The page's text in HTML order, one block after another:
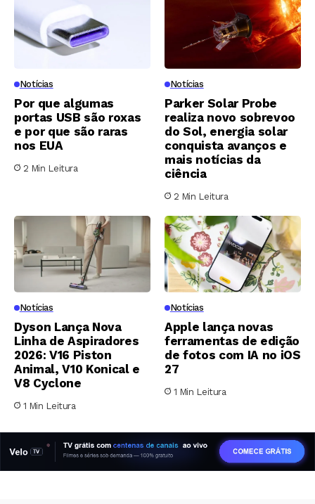
Notícias
Por que algumas
portas USB são roxas
e por que são raras
nos EUA
2 Min Leitura
Notícias
Parker Solar Probe
realiza novo sobrevoo
do Sol, energia solar
conquista avanços e
mais notícias da
ciência
2 Min Leitura
Notícias
Dyson Lança Nova
Linha de Aspiradores
2026: V16 Piston
Animal, V10 Konical e
V8 Cyclone
1 Min Leitura
Notícias
Apple lança novas
ferramentas de edição
de fotos com IA no iOS
27
1 Min Leitura